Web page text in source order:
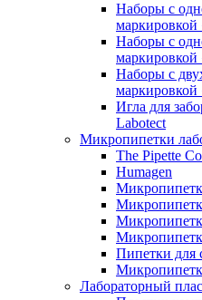
Наборы с
маркировкой
Наборы с
маркировкой
Наборы с
маркировкой
Игла для
Labotect
Микропипетки
The Pipette
Humagen
Пипетки для
Лабораторный